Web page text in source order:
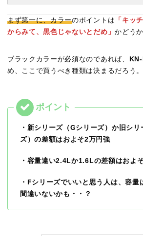
まず第一に、カラーのポイントは 「キッ
からみて、黒色じゃないとだめ」かどう
ブラックカラーが必須なのであれば、
め、ここで買うべき種類は決まるだろう。
・新シリーズ（Gシリーズ）か旧シ
ズ）の差額はおよそ2万円強
・容量違い2.4Lか1.6Lの差額はおよ
・Fシリーズでいいと思う人は、容量
間違いないかも・・？